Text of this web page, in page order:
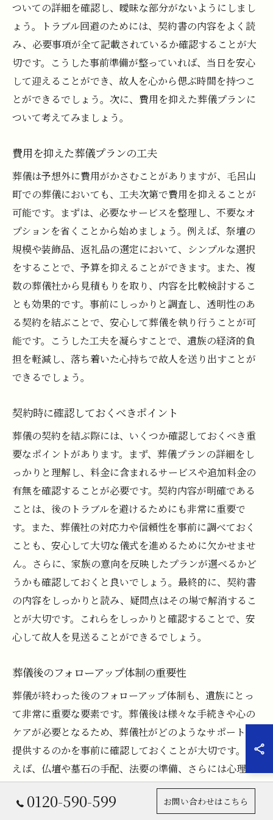
ついての詳細を確認し、曖昧な部分がないようにしまし
ょう。トラブル回避のためには、契約書の内容をよく読
み、必要事項が全て記載されているか確認することが大
切です。こうした事前準備が整っていれば、当日を安心
して迎えることができ、故人を心から偲ぶ時間を持つこ
とができるでしょう。次に、費用を抑えた葬儀プランに
ついて考えてみましょう。
費用を抑えた葬儀プランの工夫
葬儀は予想外に費用がかさむことがありますが、毛呂山
町での葬儀においても、工夫次第で費用を抑えることが
可能です。まずは、必要なサービスを整理し、不要なオ
プションを省くことから始めましょう。例えば、祭壇の
規模や装飾品、返礼品の選定において、シンプルな選択
をすることで、予算を抑えることができます。また、複
数の葬儀社から見積もりを取り、内容を比較検討するこ
とも効果的です。事前にしっかりと調査し、透明性のあ
る契約を結ぶことで、安心して葬儀を執り行うことが可
能です。こうした工夫を凝らすことで、遺族の経済的負
担を軽減し、落ち着いた心持ちで故人を送り出すことが
できるでしょう。
契約時に確認しておくべきポイント
葬儀の契約を結ぶ際には、いくつか確認しておくべき重
要なポイントがあります。まず、葬儀プランの詳細をし
っかりと理解し、料金に含まれるサービスや追加料金の
有無を確認することが必要です。契約内容が明確である
ことは、後のトラブルを避けるためにも非常に重要で
す。また、葬儀社の対応力や信頼性を事前に調べておく
ことも、安心して大切な儀式を進めるために欠かせませ
ん。さらに、家族の意向を反映したプランが選べるかど
うかも確認しておくと良いでしょう。最終的に、契約書
の内容をしっかりと読み、疑問点はその場で解消するこ
とが大切です。これらをしっかりと確認することで、安
心して故人を見送ることができるでしょう。
葬儀後のフォローアップ体制の重要性
葬儀が終わった後のフォローアップ体制も、遺族にとっ
て非常に重要な要素です。葬儀後は様々な手続きや心の
ケアが必要となるため、葬儀社がどのようなサポートを
提供するのかを事前に確認しておくことが大切です。例
えば、仏壇や墓石の手配、法要の準備、さらには心理的
なサポートに至るまで、幅広いフォローアップが求めら
れます。葬儀社がこれらの体制を整えているかどうかを
0120-590-599 お問い合わせはこちら